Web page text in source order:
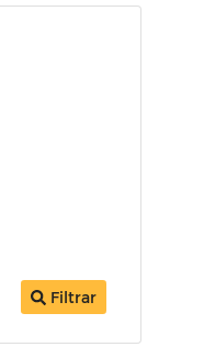
COVID-19
- IPTU
Filtrar